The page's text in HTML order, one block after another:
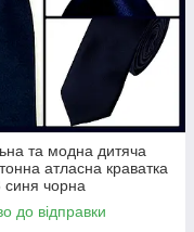
та модна дитяча
атласна краватка
синя чорна
до відправки